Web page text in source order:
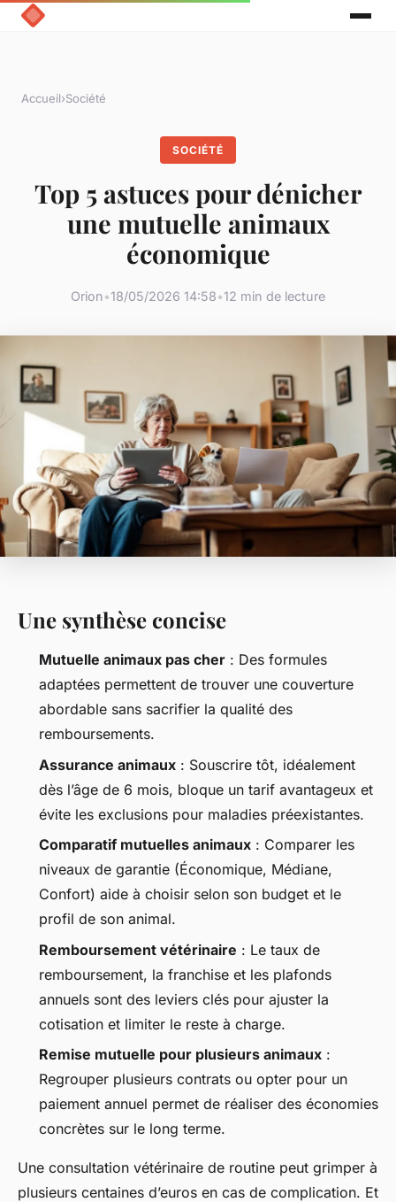
Accueil›Société
SOCIÉTÉ
Top 5 astuces pour dénicher
une mutuelle animaux
économique
Orion•18/05/2026 14:58•12 min de lecture
Une synthèse concise
Mutuelle animaux pas cher : Des formules
adaptées permettent de trouver une couverture
abordable sans sacrifier la qualité des
remboursements.
Assurance animaux : Souscrire tôt, idéalement
dès l’âge de 6 mois, bloque un tarif avantageux et
évite les exclusions pour maladies préexistantes.
Comparatif mutuelles animaux : Comparer les
niveaux de garantie (Économique, Médiane,
Confort) aide à choisir selon son budget et le
profil de son animal.
Remboursement vétérinaire : Le taux de
remboursement, la franchise et les plafonds
annuels sont des leviers clés pour ajuster la
cotisation et limiter le reste à charge.
Remise mutuelle pour plusieurs animaux :
Regrouper plusieurs contrats ou opter pour un
paiement annuel permet de réaliser des économies
concrètes sur le long terme.
Une consultation vétérinaire de routine peut grimper à
plusieurs centaines d’euros en cas de complication. Et